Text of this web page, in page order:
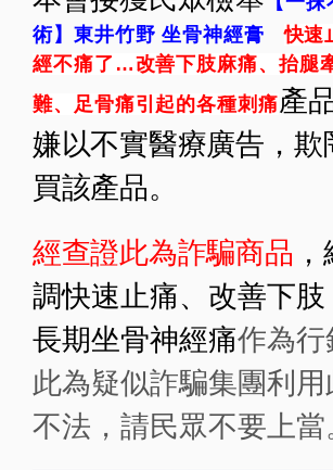
術】東井竹野 坐骨神經膏
快速
經不痛了…改善下肢麻痛、抬腿
難、足骨痛引起的各種刺痛產
嫌以不實醫療廣告，欺
買該產品。
經查證此為詐騙商品
調快速止痛、改善下肢
長期坐骨神經痛作為行
此為疑似詐騙集團利
不法，請民眾不要上當